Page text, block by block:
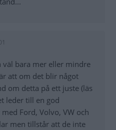
väl bara mer eller mindre
att om det blir något
om detta på ett juste (läs
leder till en god
Ford, Volvo, VW och
men tillstår att de inte